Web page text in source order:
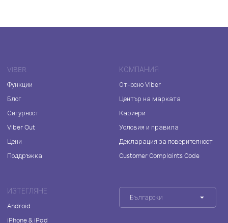
VIBER
Функции
Блог
Сигурност
Viber Out
Цени
Поддръжка
КОМПАНИЯ
Относно Viber
Център на марката
Кариери
Условия и правила
Декларация за поверителност
Customer Complaints Code
ИЗТЕГЛЯНЕ
Android
iPhone & iPad
Български